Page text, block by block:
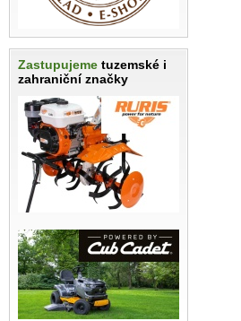
Zastupujeme tuzemské i
zahraniční značky